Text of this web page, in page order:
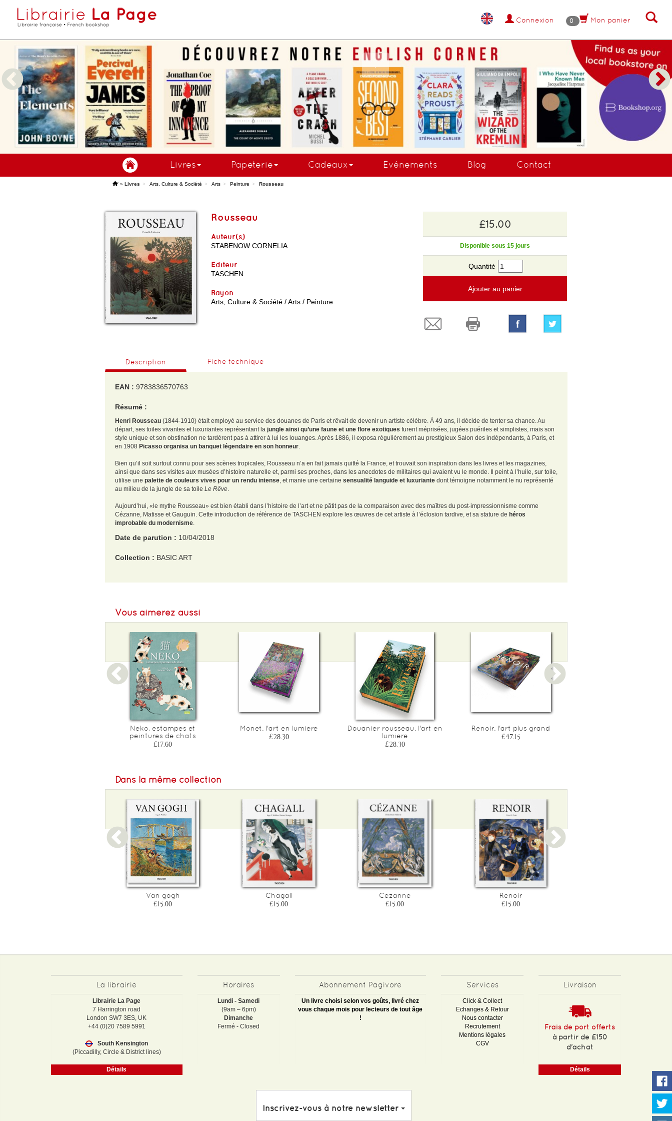
Connexion 0 Mon panier
COMMANDEZ MAINTENANT !
Livres Papeterie Cadeaux Evénements Blog Contact
'» Livres Arts, Culture & Société Arts Peinture Rousseau
Rousseau
Auteur(s)
STABENOW CORNELIA
Editeur
TASCHEN
Rayon
Arts, Culture & Société / Arts / Peinture
£15.00
Disponible sous 15 jours
Quantité
Ajouter au panier
Description Fiche technique
EAN : 9783836570763
Résumé :
Henri Rousseau(1844-1910) était employé au service des douanes de Paris et rêvait de devenir un artiste célèbre. À 49 ans, il décide de tenter sa chance. Au
départ, ses toiles vivantes et luxuriantes représentant la jungle ainsi qu’une faune et une flore exotiques furent méprisées, jugées puériles et simplistes, mais son
style unique et son obstination ne tardèrent pas à attirer à lui les louanges. Après 1886, il exposa régulièrement au prestigieux Salon des indépendants, à Paris, et
en 1908 Picasso organisa un banquet légendaire en son honneur.
Bien qu’il soit surtout connu pour ses scènes tropicales, Rousseau n’a en fait jamais quitté la France, et trouvait son inspiration dans les livres et les magazines,
ainsi que dans ses visites aux musées d’histoire naturelle et, parmi ses proches, dans les anecdotes de militaires qui avaient vu le monde. Il peint à l’huile, sur toile,
utilise une palette de couleurs vives pour un rendu intense, et manie une certaine sensualité languide et luxuriantedont témoigne notamment le nu représenté
au milieu de la jungle de sa toile Le Rêve.
Aujourd’hui, «le mythe Rousseau» est bien établi dans l’histoire de l’art et ne pâtit pas de la comparaison avec des maîtres du post-impressionnisme comme
Cézanne, Matisse et Gauguin. Cette introduction de référence de TASCHEN explore les œuvres de cet artiste à l’éclosion tardive, et sa stature de héros
improbable du modernisme.
Date de parution : 10/04/2018
Collection : BASIC ART
Format L :210
Poids :589 g
Vous aimerez aussi
Neko, estampes et
peintures de chats
£17.60
Monet. l'art en lumiere
£28.30
Douanier rousseau. l'art en
lumiere
£28.30
Renoir. l'art plus grand
£47.15
Dans la même collection
Van gogh
£15.00
Chagall
£15.00
Cezanne
£15.00
Renoir
£15.00
La librairie
Librairie La Page
7 Harrington road
London SW7 3ES, UK
+44 (0)20 7589 5991
South Kensington
(Piccadilly, Circle & District lines)
Détails
Horaires
Lundi - Samedi
(9am – 6pm)
Dimanche
Fermé - Closed
Abonnement Pagivore
Un livre choisi selon vos goûts, livré chez
vous chaque mois pour lecteurs de tout âge
!
Services
Click & Collect
Echanges & Retour
Nous contacter
Recrutement
Mentions légales
CGV
Livraison
Frais de port offerts
à partir de £150
d'achat
Détails
Inscrivez-vous à notre newsletter